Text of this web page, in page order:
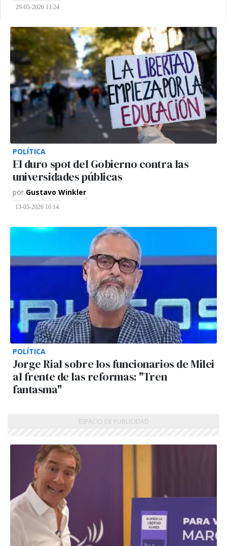
29-05-2026 11:24
POLÍTICA
El duro spot del Gobierno contra las
universidades públicas
por Gustavo Winkler
13-05-2026 16:14
POLÍTICA
Jorge Rial sobre los funcionarios de Milei
al frente de las reformas: "Tren
fantasma"